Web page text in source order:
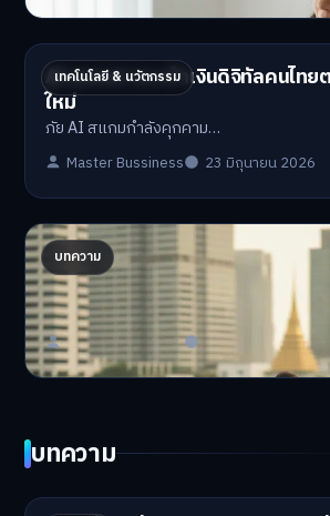
เทคโนโลยี & นวัตกรรม
AI สแกม! กระเป๋าเงินดิจิทัลคนไทย
ใหม่
ภัย AI สแกมกำลังคุกคาม…
Master Bussiness 23 มิถุนายน 2026
บทความ
ฟาร์มผักบนดาดฟ้า: ธุรกิจใหม่คนก
ได้เสริม
พลิกดาดฟ้า สร้างเงิน! …
Master Bussiness 22 มิถุนายน 2026
บทความ